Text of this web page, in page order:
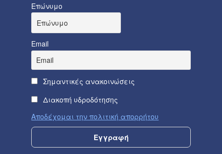
Επώνυμο
Email
Σημαντικές ανακοινώσεις
Διακοπή υδροδότησης
Αποδέχομαι την πολιτική απορρήτου